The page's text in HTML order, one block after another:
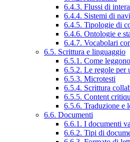
6.4.3. Flussi di
6.4.4. Sistemi di
6.4.5. Tipologie di
6.4.6. Ontologie e
6.4.7. Vocabolari
6.5. Scrittura e linguaggio
6.5.1. Come
6.5.2. Le regole per
6.5.3. Microtesti
6.5.4. Scrittura
6.5.5. Content
6.5.6. Traduzione e
6.6. Documenti
6.6.1. I documenti
6.6.2. Tipi di